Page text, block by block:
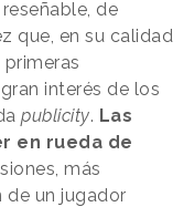
de
que, en su calidad
interés de los
publicity. Las
en rueda de
más
de un jugador